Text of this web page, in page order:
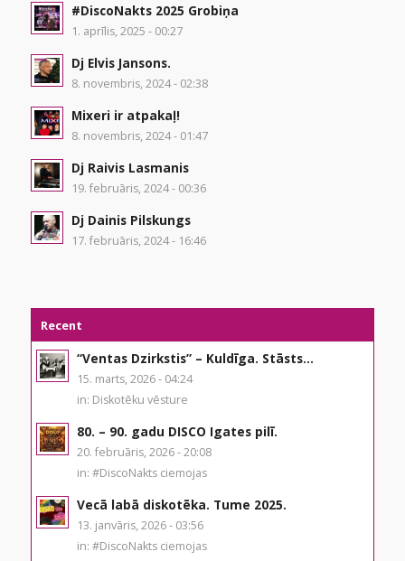
#DiscoNakts 2025 Grobiņa
1. aprīlis, 2025 - 00:27
Dj Elvis Jansons.
8. novembris, 2024 - 02:38
Mixeri ir atpakaļ!
8. novembris, 2024 - 01:47
Dj Raivis Lasmanis
19. februāris, 2024 - 00:36
Dj Dainis Pilskungs
17. februāris, 2024 - 16:46
Recent
“Ventas Dzirkstis” – Kuldīga. Stāsts...
15. marts, 2026 - 04:24
in: Diskotēku vēsture
80. – 90. gadu DISCO Igates pilī.
20. februāris, 2026 - 20:08
in: #DiscoNakts ciemojas
Vecā labā diskotēka. Tume 2025.
13. janvāris, 2026 - 03:56
in: #DiscoNakts ciemojas